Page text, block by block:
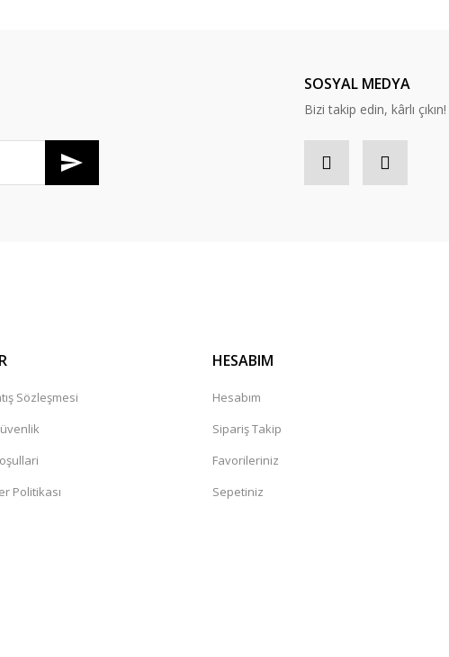
SOSYAL MEDYA
Bizi takip edin, kârlı çıkın!
Sözleşmesi
Politikası
HESABIM
Hesabım
Sipariş Takip
Favorileriniz
Sepetiniz